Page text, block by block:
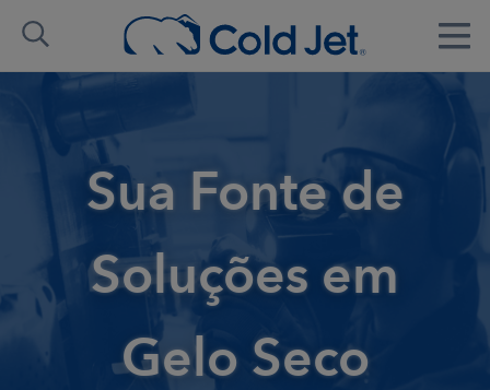
Sua Fonte de
Soluções em
Gelo Seco